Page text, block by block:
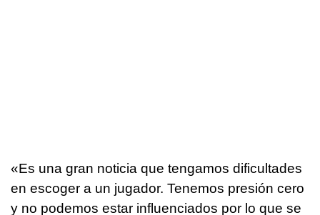
«Es una gran noticia que tengamos dificultades
en escoger a un jugador. Tenemos presión cero
y no podemos estar influenciados por lo que se